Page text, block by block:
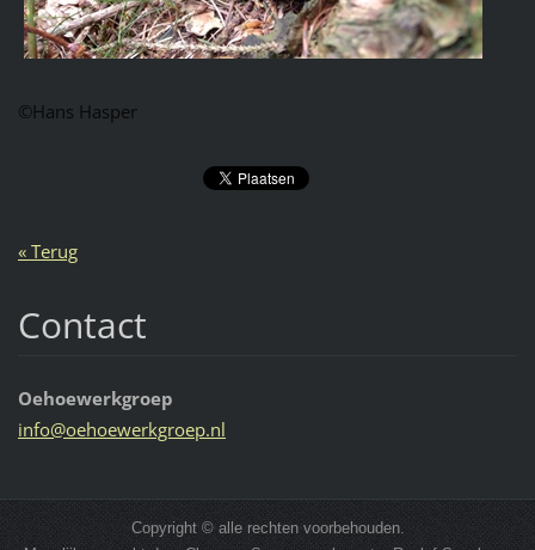
©Hans Hasper
« Terug
Contact
Oehoewerkgroep
info@oehoewerkgroep.nl
Copyright © alle rechten voorbehouden.